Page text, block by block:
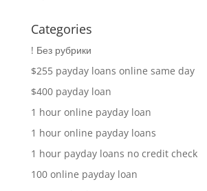
Categories
! Без рубрики
$255 payday loans online same day
$400 payday loan
1 hour online payday loan
1 hour online payday loans
1 hour payday loans no credit check
100 online payday loan